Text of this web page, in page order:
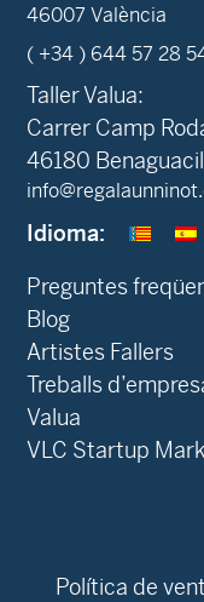
46007 València
( +34 ) 644 57 28
Taller Valua:
Carrer Camp
46180
Idioma:
Preguntes
Blog
‍Artistes Fallers
Treballs
Valua
VLC Startup
Política de